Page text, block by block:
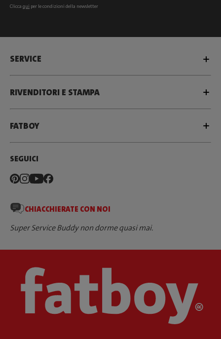
Clicca qui per le condizioni della newsletter
SERVICE
RIVENDITORI E STAMPA
FATBOY
SEGUICI
CHIACCHIERATE CON NOI
Super Service Buddy non dorme quasi mai.